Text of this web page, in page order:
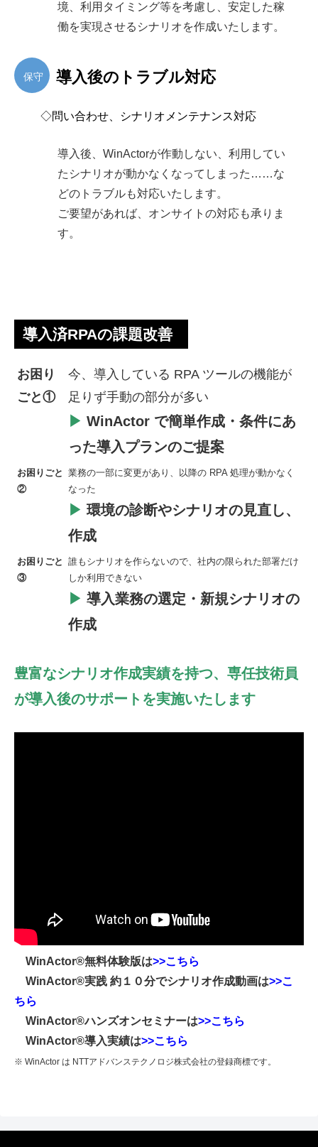
境、利用タイミング等を考慮し、安定した稼
働を実現させるシナリオを作成いたします。
保守 導入後のトラブル対応
◇問い合わせ、シナリオメンテナンス対応
導入後、WinActorが作動しない、利用してい
たシナリオが動かなくなってしまった……な
どのトラブルも対応いたします。
ご要望があれば、オンサイトの対応も承りま
す。
導入済RPAの課題改善
お困り
ごと①
今、導入している RPA ツールの機能が
足りず手動の部分が多い
▶ WinActor で簡単作成・条件にあ
った導入プランのご提案
お困りごと
②
業務の一部に変更があり、以降の RPA 処理が動かなく
なった
▶ 環境の診断やシナリオの見直し、
作成
お困りごと
③
誰もシナリオを作らないので、社内の限られた部署だけ
しか利用できない
▶ 導入業務の選定・新規シナリオの
作成
豊富なシナリオ作成実績を持つ、専任技術員
が導入後のサポートを実施いたします
WinActor®無料体験版は>>こちら
WinActor®実践 約１０分でシナリオ作成動画は>>こ
ちら
WinActor®ハンズオンセミナーは>>こちら
WinActor®導入実績は>>こちら
※ WinActor は NTTアドバンステクノロジ株式会社の登録商標です。